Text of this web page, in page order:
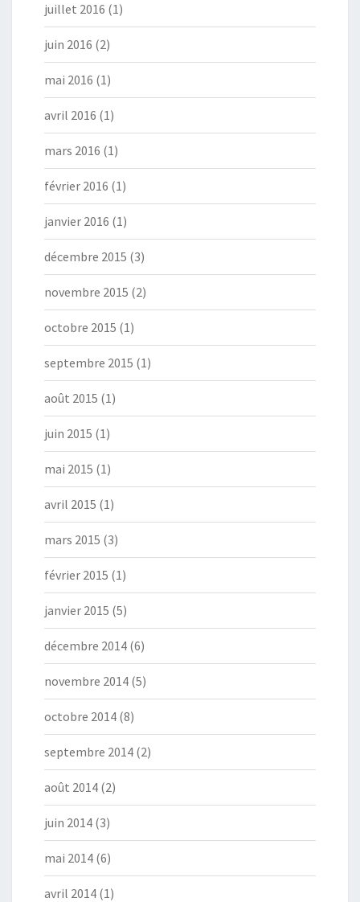
juillet 2016 (1)
juin 2016 (2)
mai 2016 (1)
avril 2016 (1)
mars 2016 (1)
février 2016 (1)
janvier 2016 (1)
décembre 2015 (3)
novembre 2015 (2)
octobre 2015 (1)
septembre 2015 (1)
août 2015 (1)
juin 2015 (1)
mai 2015 (1)
avril 2015 (1)
mars 2015 (3)
février 2015 (1)
janvier 2015 (5)
décembre 2014 (6)
novembre 2014 (5)
octobre 2014 (8)
septembre 2014 (2)
août 2014 (2)
juin 2014 (3)
mai 2014 (6)
avril 2014 (1)